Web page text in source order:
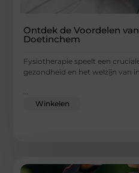
Ontdek de Voordelen
Doetinchem
Fysiotherapie speelt een
gezondheid en het welzijn van
Winkelen